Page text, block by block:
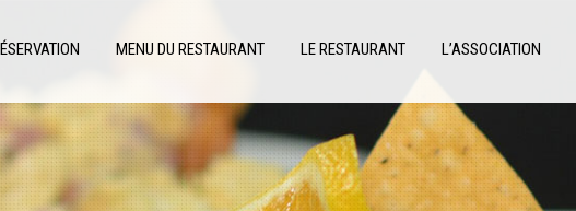
MENU DU RESTAURANT LE RESTAURANT L’ASSOCIATION